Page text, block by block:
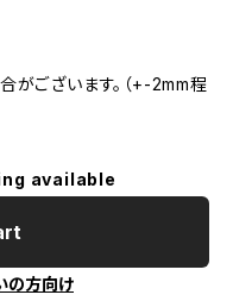
ございます。（+-2mm程
available
の方向け